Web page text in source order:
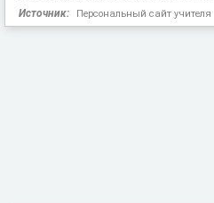
Источник: Персональный сайт учителя